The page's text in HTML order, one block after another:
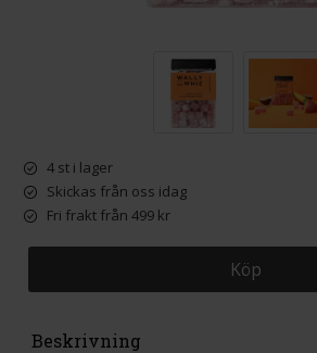
4 st i lager
Skickas från oss idag
Fri frakt från 499 kr
Köp
Beskrivning